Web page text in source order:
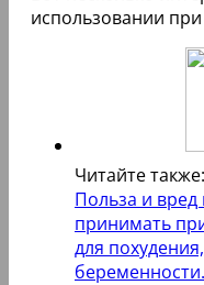
использовании
Читайте также:
Польза и вред
принимать
для